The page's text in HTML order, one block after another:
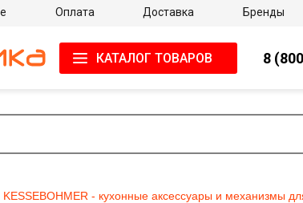
KESSEBOHMER - кухонные аксессуары и механизмы
Оплата Доставка Бренды
КАТАЛОГ ТОВАРОВ 8